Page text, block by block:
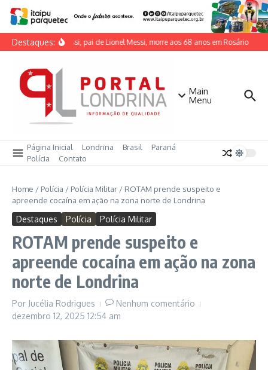
Ir para o conteúdo
Destaques:Jorge Messi, pai de Lionel Messi, morre aos 68 anos em Rosário
Main
Menu
Página Inicial Londrina Brasil
Paraná
Polícia
Contato
Home / Polícia / Polícia Militar / ROTAM prende suspeito e
apreende cocaína em ação na zona norte de Londrina
Destaques Polícia Polícia Militar
ROTAM prende suspeito e
apreende cocaína em ação na zona
norte de Londrina
Por Jucélia Rodrigues
Nenhum comentário
dezembro 12, 2025 12:54 am